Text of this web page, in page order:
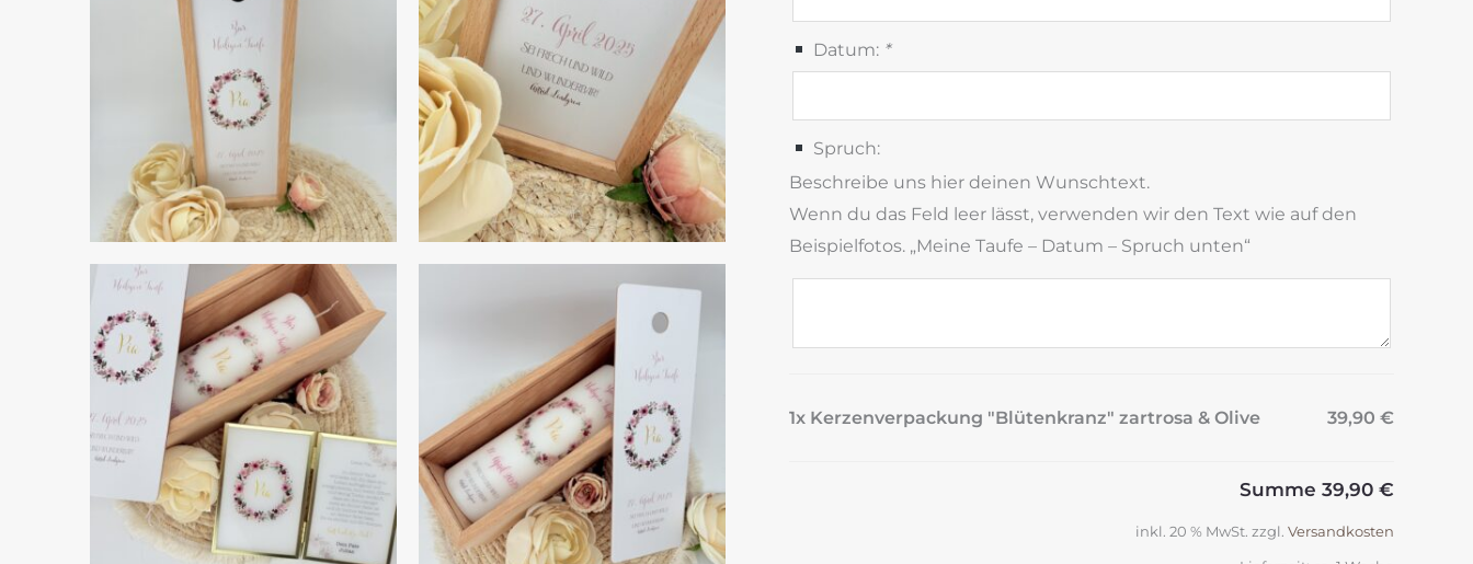
Datum: *
Spruch:
Beschreibe uns hier deinen Wunschtext.
Wenn du das Feld leer lässt, verwenden wir den Text wie auf den
Beispielfotos. „Meine Taufe – Datum – Spruch unten“
1x Kerzenverpackung "Blütenkranz" zartrosa & Olive 39,90 €
Summe 39,90 €
inkl. 20 % MwSt. zzgl. Versandkosten